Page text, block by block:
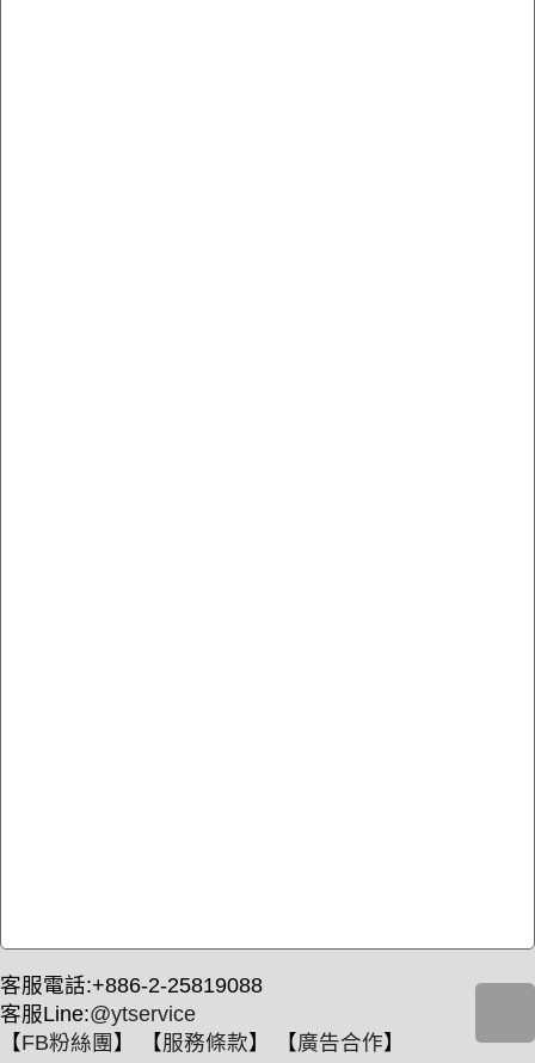
客服電話:+886-2-25819088
客服Line:@ytservice
【FB粉絲團 】 【服務條款】 【廣告合作】